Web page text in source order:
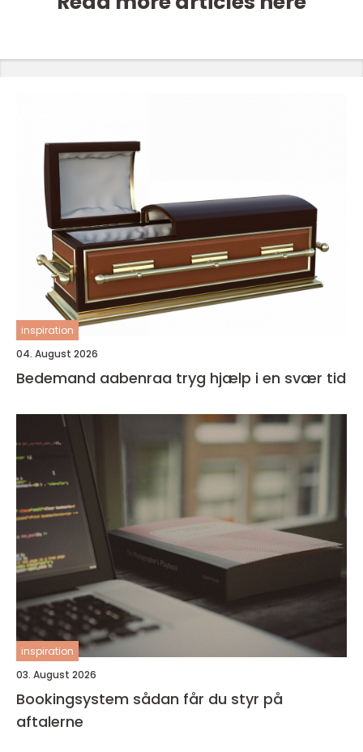
inspiration
04. August 2026
Bedemand aabenraa tryg hjælp i en svær tid
inspiration
03. August 2026
Bookingsystem sådan får du styr på
aftalerne